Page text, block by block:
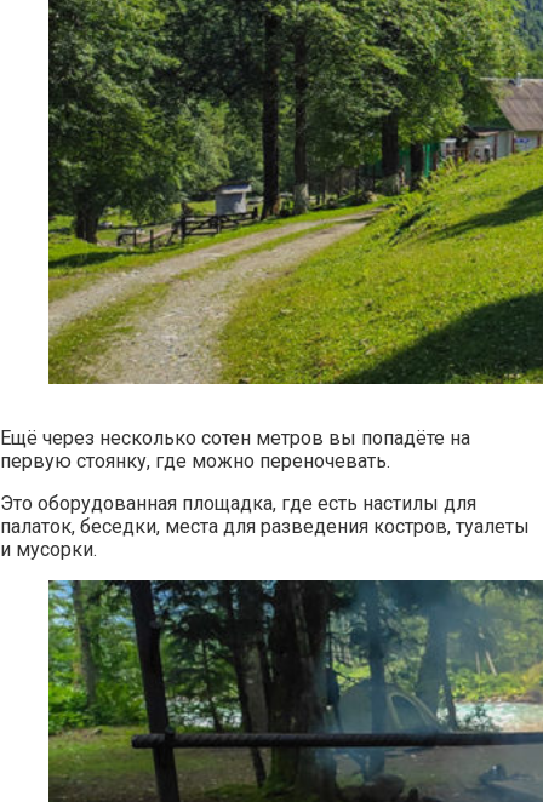
Ещё через несколько сотен метров вы попадёте на
первую стоянку, где можно переночевать.
Это оборудованная площадка, где есть настилы для
палаток, беседки, места для разведения костров, туалеты
и мусорки.